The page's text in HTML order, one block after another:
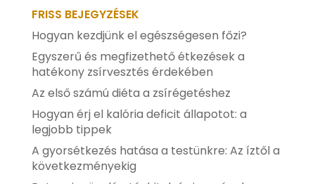
FRISS BEJEGYZÉSEK
Hogyan kezdjünk el egészségesen főzi?
Egyszerű és megfizethető étkezések a
hatékony zsírvesztés érdekében
Az első számú diéta a zsírégetéshez
Hogyan érj el kalória deficit állapotot: a
legjobb tippek
A gyorsétkezés hatása a testünkre: Az íztől a
következményekig